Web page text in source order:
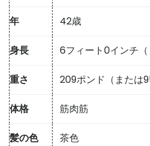
年 42歳
身長 6フィート0インチ（
重さ 209ポンド（または
体格 筋肉筋
髪の色 茶色